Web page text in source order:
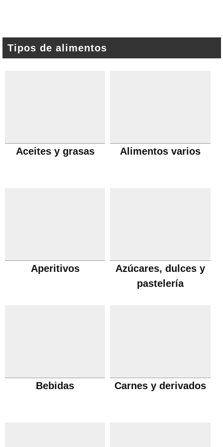
Tipos de alimentos
Aceites y grasas Alimentos varios
Aperitivos
Azúcares, dulces y
pastelería
Bebidas Carnes y derivados